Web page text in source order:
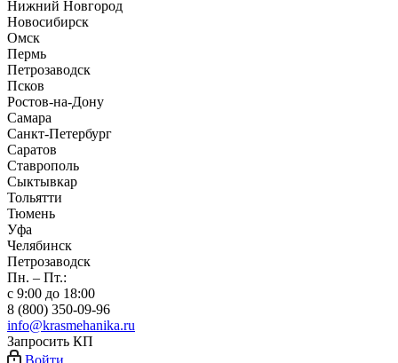
Нижний Новгород
Новосибирск
Омск
Пермь
Петрозаводск
Псков
Ростов-на-Дону
Самара
Санкт-Петербург
Саратов
Ставрополь
Сыктывкар
Тольятти
Тюмень
Уфа
Челябинск
Петрозаводск
Пн. – Пт.:
с 9:00 до 18:00
8 (800) 350-09-96
info@krasmehanika.ru
Запросить КП
Войти